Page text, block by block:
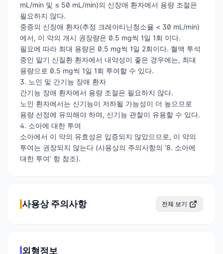
mL/min 및 ≤ 50 mL/min)의 신장애 환자에서 용량 조절은
필요하지 않다.
중증의 신장애 환자(추정 크레아티닌청소율 < 30 mL/min)
에서, 이 약의 개시 권장량은 0.5 mg씩 1일 1회 이다.
필요에 따라 최대 용량은 0.5 mg씩 1일 2회이다. 혈액 투석
중인 말기 신질환 환자에서 내약성이 좋은 경우에는, 최대
용량으로 0.5 mg씩 1일 1회 투여할 수 있다.
3. 노인 및 간기능 장애 환자
간기능 장애 환자에서 용량 조절은 필요하지 않다.
노인 환자에서는 신기능이 저하될 가능성이 더 높으므로
용량 선정에 유의해야 하며, 신기능 관찰이 유용할 수 있다.
4. 소아에 대한 투여
소아에서 이 약의 유효성은 입증되지 않았으므로, 이 약의
투여는 권장되지 않는다 (사용상의 주의사항의 ‘8. 소아에
대한 투여’ 항 참조).
사용상 주의사항 전체 보기
외형정보